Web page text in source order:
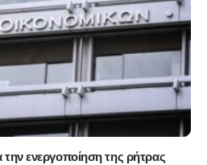
την ενεργοποίηση της ρήτρας